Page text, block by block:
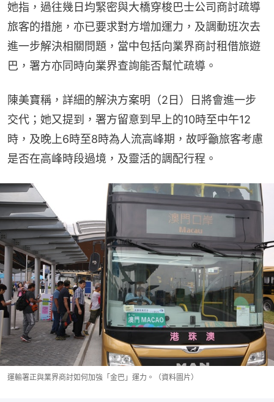
她指，過往幾日均緊密與大橋穿梭巴士公司商討疏導
旅客的措施，亦已要求對方增加運力，及調動班次去
進一步解決相關問題，當中包括向業界商討租借旅遊
巴，署方亦同時向業界查詢能否幫忙疏導。
陳美寶稱，詳細的解決方案明（2日）日將會進一步
交代；她又提到，署方留意到早上的10時至中午12
時，及晚上6時至8時為人流高峰期，故呼籲旅客考慮
是否在高峰時段過境，及靈活的調配行程。
運輸署正與業界商討如何加強「金巴」運力。（資料圖片）